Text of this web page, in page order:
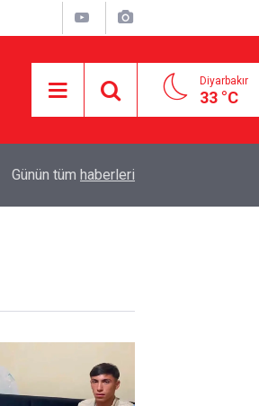
Diyarbakır
33 °C
sürüklenen 2 kişi kurtarıldı
Günün tüm haberleri